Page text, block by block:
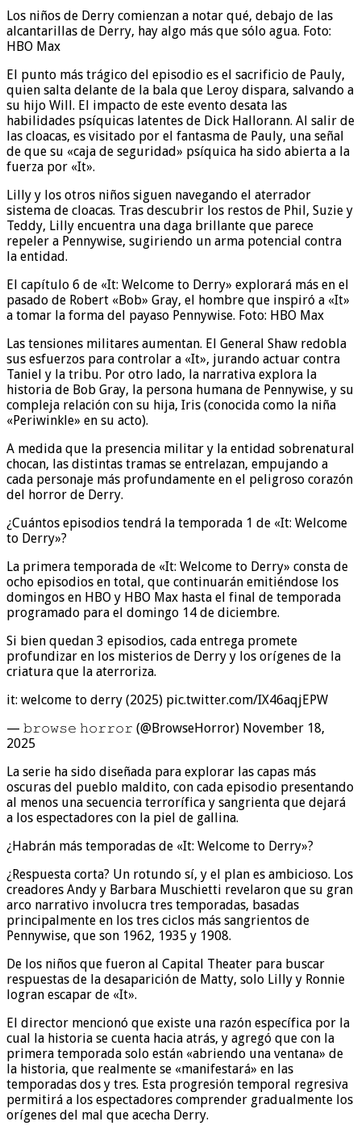
Los niños de Derry comienzan a notar qué, debajo de las
alcantarillas de Derry, hay algo más que sólo agua. Foto:
HBO Max
El punto más trágico del episodio es el sacrificio de Pauly,
quien salta delante de la bala que Leroy dispara, salvando a
su hijo Will. El impacto de este evento desata las
habilidades psíquicas latentes de Dick Hallorann. Al salir de
las cloacas, es visitado por el fantasma de Pauly, una señal
de que su «caja de seguridad» psíquica ha sido abierta a la
fuerza por «It».
Lilly y los otros niños siguen navegando el aterrador
sistema de cloacas. Tras descubrir los restos de Phil, Suzie y
Teddy, Lilly encuentra una daga brillante que parece
repeler a Pennywise, sugiriendo un arma potencial contra
la entidad.
El capítulo 6 de «It: Welcome to Derry» explorará más en el
pasado de Robert «Bob» Gray, el hombre que inspiró a «It»
a tomar la forma del payaso Pennywise. Foto: HBO Max
Las tensiones militares aumentan. El General Shaw redobla
sus esfuerzos para controlar a «It», jurando actuar contra
Taniel y la tribu. Por otro lado, la narrativa explora la
historia de Bob Gray, la persona humana de Pennywise, y su
compleja relación con su hija, Iris (conocida como la niña
«Periwinkle» en su acto).
A medida que la presencia militar y la entidad sobrenatural
chocan, las distintas tramas se entrelazan, empujando a
cada personaje más profundamente en el peligroso corazón
del horror de Derry.
¿Cuántos episodios tendrá la temporada 1 de «It: Welcome
to Derry»?
La primera temporada de «It: Welcome to Derry» consta de
ocho episodios en total, que continuarán emitiéndose los
domingos en HBO y HBO Max hasta el final de temporada
programado para el domingo 14 de diciembre.
Si bien quedan 3 episodios, cada entrega promete
profundizar en los misterios de Derry y los orígenes de la
criatura que la aterroriza.
it: welcome to derry (2025) pic.twitter.com/IX46aqjEPW
— 𝚋𝚛𝚘𝚠𝚜𝚎 𝚑𝚘𝚛𝚛𝚘𝚛 (@BrowseHorror) November 18,
2025
La serie ha sido diseñada para explorar las capas más
oscuras del pueblo maldito, con cada episodio presentando
al menos una secuencia terrorífica y sangrienta que dejará
a los espectadores con la piel de gallina.
¿Habrán más temporadas de «It: Welcome to Derry»?
¿Respuesta corta? Un rotundo sí, y el plan es ambicioso. Los
creadores Andy y Barbara Muschietti revelaron que su gran
arco narrativo involucra tres temporadas, basadas
principalmente en los tres ciclos más sangrientos de
Pennywise, que son 1962, 1935 y 1908.
De los niños que fueron al Capital Theater para buscar
respuestas de la desaparición de Matty, solo Lilly y Ronnie
logran escapar de «It».
El director mencionó que existe una razón específica por la
cual la historia se cuenta hacia atrás, y agregó que con la
primera temporada solo están «abriendo una ventana» de
la historia, que realmente se «manifestará» en las
temporadas dos y tres. Esta progresión temporal regresiva
permitirá a los espectadores comprender gradualmente los
orígenes del mal que acecha Derry.